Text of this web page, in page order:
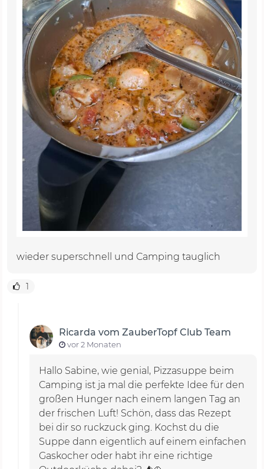
wieder superschnell und Camping tauglich
1
Ricarda vom ZauberTopf Club Team
vor 2 Monaten
Hallo Sabine, wie genial, Pizzasuppe beim
Camping ist ja mal die perfekte Idee für den
großen Hunger nach einem langen Tag an
der frischen Luft! Schön, dass das Rezept
bei dir so ruckzuck ging. Kochst du die
Suppe dann eigentlich auf einem einfachen
Gaskocher oder habt ihr eine richtige